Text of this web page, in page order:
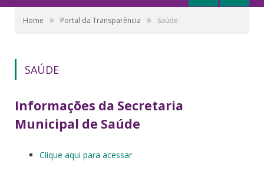
Home » Portal da Transparência » Saúde
SAÚDE
Informações da Secretaria
Municipal de Saúde
Clique aqui para acessar